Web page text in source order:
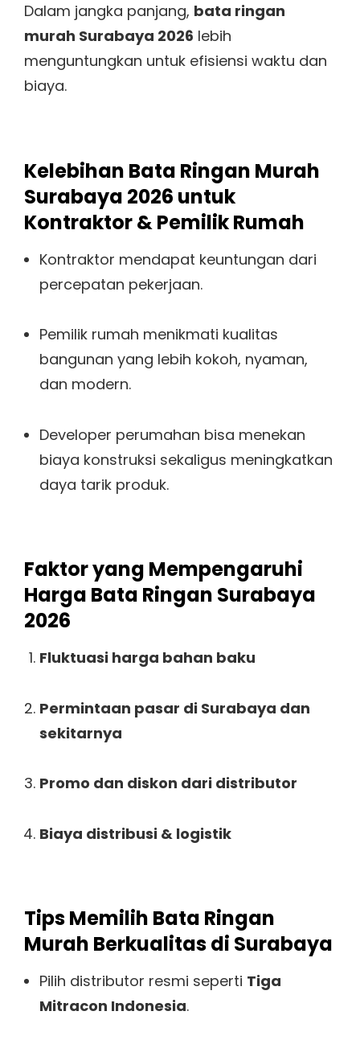
Dalam jangka panjang, bata ringan
murah Surabaya 2026 lebih
menguntungkan untuk efisiensi waktu dan
biaya.
Kelebihan Bata Ringan Murah
Surabaya 2026 untuk
Kontraktor & Pemilik Rumah
Kontraktor mendapat keuntungan dari
percepatan pekerjaan.
Pemilik rumah menikmati kualitas
bangunan yang lebih kokoh, nyaman,
dan modern.
Developer perumahan bisa menekan
biaya konstruksi sekaligus meningkatkan
daya tarik produk.
Faktor yang Mempengaruhi
Harga Bata Ringan Surabaya
2026
Fluktuasi harga bahan baku
Permintaan pasar di Surabaya dan
sekitarnya
Promo dan diskon dari distributor
Biaya distribusi & logistik
Tips Memilih Bata Ringan
Murah Berkualitas di Surabaya
Pilih distributor resmi seperti Tiga
Mitracon Indonesia.